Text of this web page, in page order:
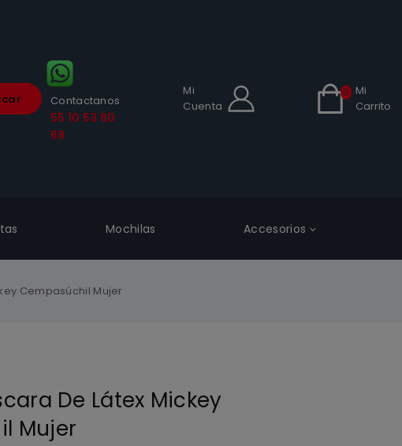
Contactanos
55 10 53 80
68
Mi
Cuenta
0
Mi
Carrito
Mochilas Accesorios
Cempasúchil Mujer
De Látex Mickey
Mujer